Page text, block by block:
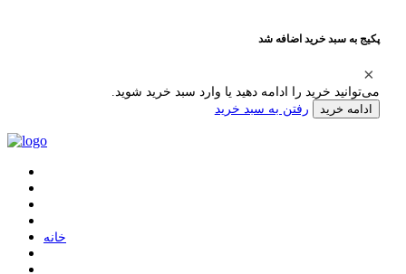
پکیج به سبد خرید اضافه شد
می‌توانید خرید را ادامه دهید یا وارد سبد خرید شوید.
ادامه خرید رفتن به سبد خرید
ﺧﺎﻧﻪ